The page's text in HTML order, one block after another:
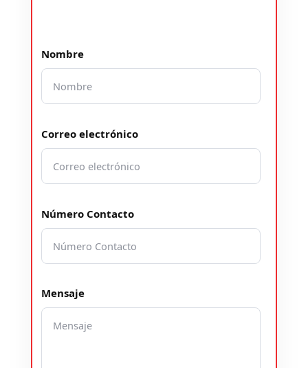
Nombre
Correo electrónico
Número Contacto
Mensaje